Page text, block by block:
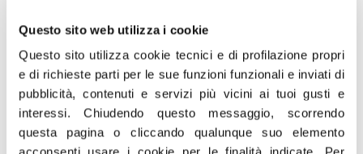
Questo sito web utilizza i cookie
Questo sito utilizza cookie tecnici e di profilazione propri
e di richieste parti per le sue funzioni funzionali e inviati di
pubblicità, contenuti e servizi più vicini ai tuoi gusti e
interessi.Chiudendo questo messaggio, scorrendo
questa pagina o cliccando qualunque suo elemento
generano solo confusione e senso di insicurezza”. Lo
afferma il deputato di Fratelli d’Italia e responsabile
dipartimento istruzione di FdI, Paola Frassinetti.
“In una scuola superiore di Padova – aggiunge Anthony
La Mantia, Presidente nazionale di Azione Studentesca,